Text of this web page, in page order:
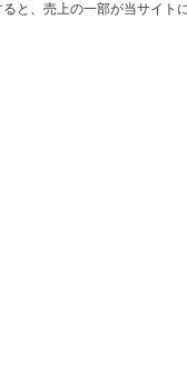
と、売上の一部が当サイト